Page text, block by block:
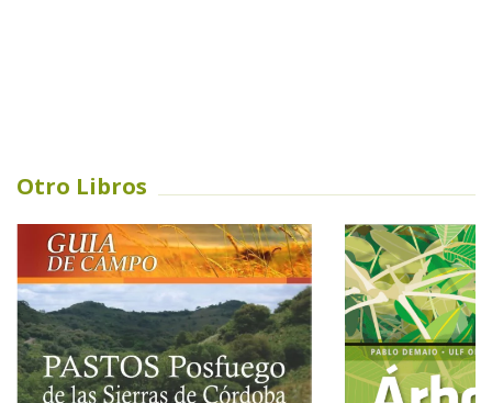
Otro Libros